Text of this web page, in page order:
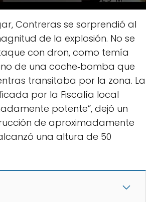
Contreras se sorprendió al
de la explosión. No se
con dron, como temía
de una coche‑bomba que
transitaba por la zona. La
por la Fiscalía local
potente”, dejó un
de aproximadamente
una altura de 50